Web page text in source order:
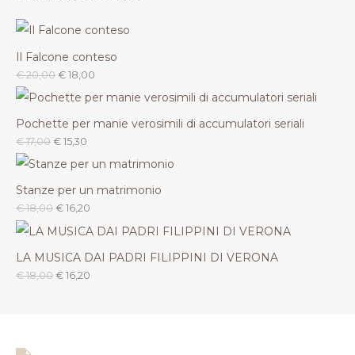
Il Falcone conteso
€20,00 € 18,00
Pochette per manie verosimili di accumulatori seriali
€17,00 € 15,30
Stanze per un matrimonio
€18,00 € 16,20
LA MUSICA DAI PADRI FILIPPINI DI VERONA
€18,00 € 16,20